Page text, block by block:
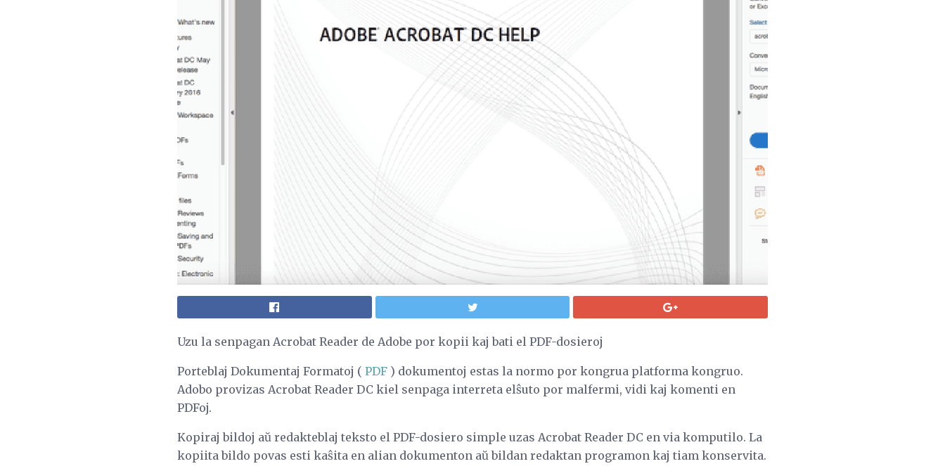
Uzu la senpagan Acrobat Reader de Adobe por kopii kaj bati el PDF-dosieroj
Porteblaj Dokumentaj Formatoj ( PDF ) dokumentoj estas la normo por kongrua platforma kongruo.
Adobo provizas Acrobat Reader DC kiel senpaga interreta elŝuto por malfermi, vidi kaj komenti en
PDFoj.
Kopiraj bildoj aŭ redakteblaj teksto el PDF-dosiero simple uzas Acrobat Reader DC en via komputilo. La
kopiita bildo povas esti kaŝita en alian dokumenton aŭ bildan redaktan programon kaj tiam konservita.